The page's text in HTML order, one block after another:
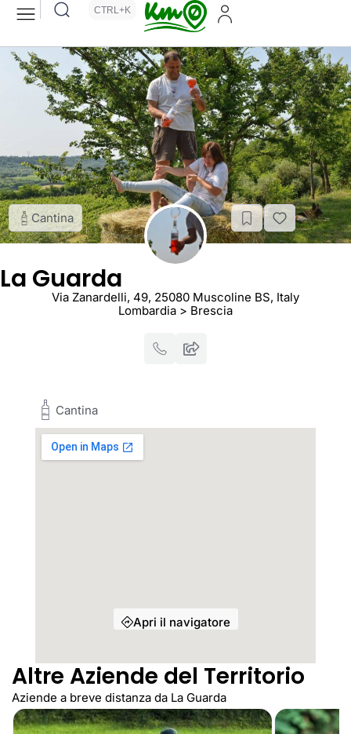
CTRL+K
Cantina
La Guarda
Via Zanardelli, 49, 25080 Muscoline BS, Italy
Lombardia > Brescia
Cantina
Apri il navigatore
Altre Aziende del Territorio
Aziende a breve distanza da La Guarda